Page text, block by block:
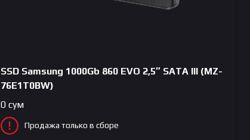
SSD Samsung 1000Gb 860 EVO 2,5″ SATA III (MZ-
76E1T0BW)
0сум
Продажа только в сборе